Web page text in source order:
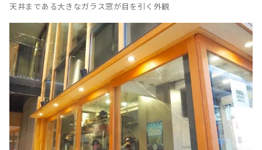
天井まである大きなガラス窓が目を引く外観